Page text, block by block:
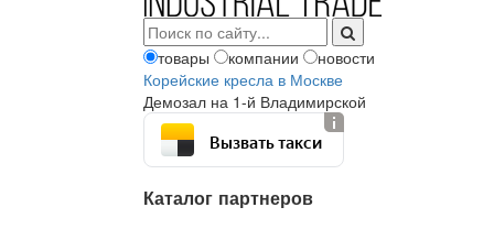
товары компании
новости
Корейские кресла в Москве
Демозал на 1-й Владимирской
Вызвать такси
Каталог партнеров